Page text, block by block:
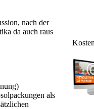
nach der
da auch raus
als